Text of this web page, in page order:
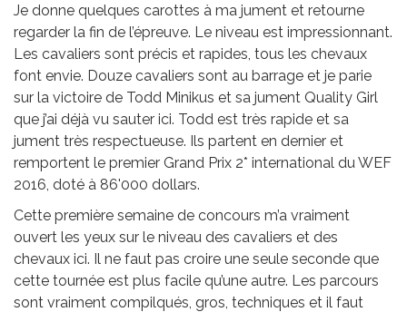
Je donne quelques carottes à ma jument et retourne
regarder la fin de l’épreuve. Le niveau est impressionnant.
Les cavaliers sont précis et rapides, tous les chevaux
font envie. Douze cavaliers sont au barrage et je parie
sur la victoire de Todd Minikus et sa jument Quality Girl
que j’ai déjà vu sauter ici. Todd est très rapide et sa
jument très respectueuse. Ils partent en dernier et
remportent le premier Grand Prix 2* international du WEF
2016, doté à 86'000 dollars.
Cette première semaine de concours m’a vraiment
ouvert les yeux sur le niveau des cavaliers et des
chevaux ici. Il ne faut pas croire une seule seconde que
cette tournée est plus facile qu’une autre. Les parcours
sont vraiment compilqués, gros, techniques et il faut